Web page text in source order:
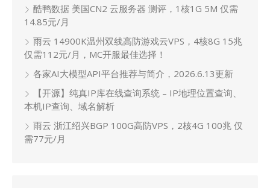
酷鸭数据 美国CN2 云服务器 测评，1核1G 5M 仅需
14.85元/月
雨云 14900K温州双线高防游戏云VPS，4核8G 15兆
仅需112元/月，MC开服最佳选择！
各家AI大模型API平台推荐与简介，2026.6.13更新
【开源】纯真IP库在线查询系统 – IP地理位置查询、
本机IP查询、域名解析
雨云 浙江绍兴BGP 100G高防VPS，2核4G 100兆 仅
需77元/月